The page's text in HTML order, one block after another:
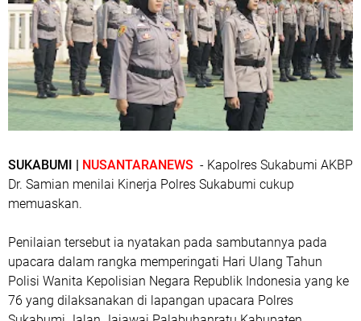
SUKABUMI | NUSANTARANEWS - Kapolres Sukabumi AKBP
Dr. Samian menilai Kinerja Polres Sukabumi cukup
memuaskan.
Penilaian tersebut ia nyatakan pada sambutannya pada
upacara dalam rangka memperingati Hari Ulang Tahun
Polisi Wanita Kepolisian Negara Republik Indonesia yang ke
76 yang dilaksanakan di lapangan upacara Polres